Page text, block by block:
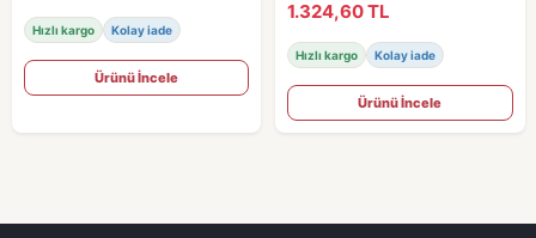
Hızlı kargo Kolay iade
Ürünü İncele
Okuyucu Sensörlü / Ventili -
00606001
1.324,60 TL
Hızlı kargo Kolay iade
Ürünü İncele